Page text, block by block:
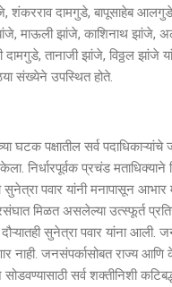
शंकरराव दामगुडे, बापूसाहेब
माऊली झांजे, काशिनाथ झांजे,
दामगुडे, तानाजी झांजे, विठ्ठल झांजे
संख्येने उपस्थित होते.
घटक पक्षातील सर्व पदाधिकाऱ्यांचे
प्रचंड मताधिक्याने
सुनेत्रा पवार यांनी मनापासून
मिळत असलेल्या उत्स्फूर्त
सुनेत्रा पवार यांना आली.
नाही. जनसंपर्कासोबत राज्य
सर्व शक्तीनिशी